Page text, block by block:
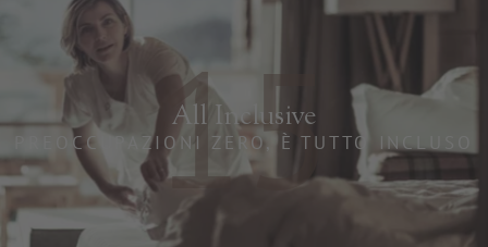
15
All Inclusive
PREOCCUPAZIONI ZERO, È TUTTO INCLUSO